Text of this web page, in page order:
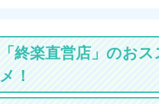
終楽直営店」のおス
メ！